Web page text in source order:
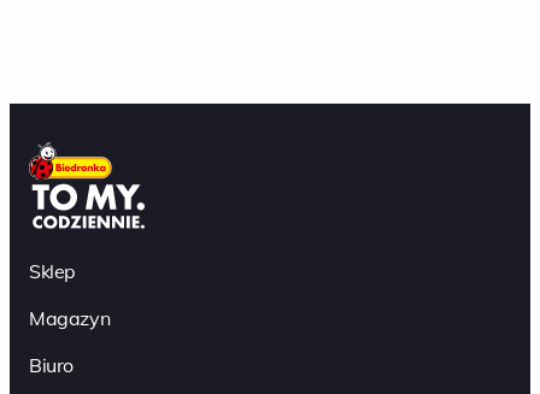
Sklep
Magazyn
Biuro